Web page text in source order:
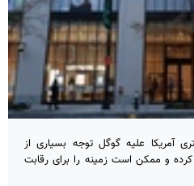
آمریکا علیه گوگل توجه بسیاری از
و ممکن است زمینه را برای رقابت